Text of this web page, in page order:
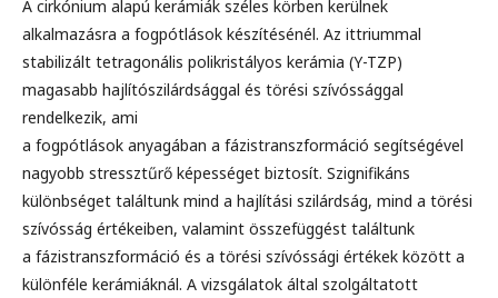
A cirkónium alapú kerámiák széles körben kerülnek
alkalmazásra a fogpótlások készítésénél. Az ittriummal
stabilizált tetragonális polikristályos kerámia (Y-TZP)
magasabb hajlítószilárdsággal és törési szívóssággal
rendelkezik, ami
a fogpótlások anyagában a fázistranszformáció segítségével
nagyobb stressztűrő képességet biztosít. Szignifikáns
különbséget találtunk mind a hajlítási szilárdság, mind a törési
szívósság értékeiben, valamint összefüggést találtunk
a fázistranszformáció és a törési szívóssági értékek között a
különféle kerámiáknál. A vizsgálatok által szolgáltatott